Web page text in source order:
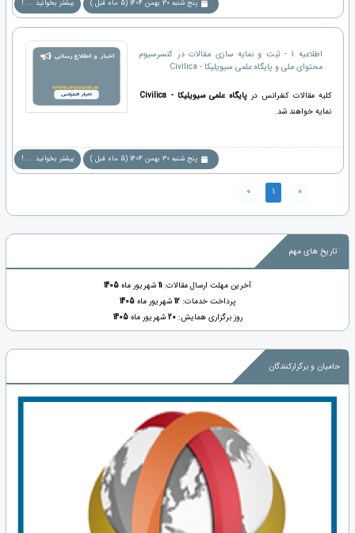
پنج شنبه 30 بهمن 1404 (5 ماه قبل ) بیشتر بخوانید ... !
اطلاعیه 1 - ثبت و نمایه سازی مقالات در کنسرسیوم
محتوای ملی و پایگاه علمی سیویلیکا - Civilica
کلیه مقالات کنفرانس در پایگاه علمی سیویلیکا - Civilica
نمایه خواهند شد.
پنج شنبه 30 بهمن 1404 (5 ماه قبل ) بیشتر بخوانید ... !
«
1
»
تاریخ های مهم
آخرین مهلت ارسال مقالات:11 شهریور ماه
پرداخت خدمات:12 شهریور ماه1405
روز برگزاری همایش: 20 شهریور ماه1405
حامیان و برگزارکنندگان